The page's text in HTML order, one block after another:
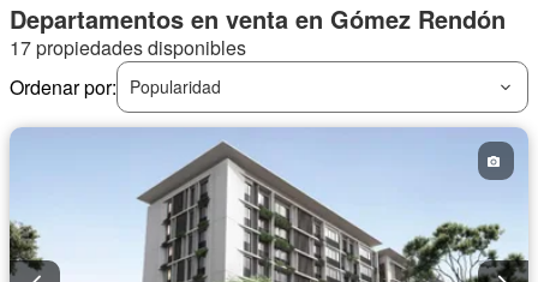
Departamentos en venta en Gómez Rendón
17 propiedades disponibles
Ordenar por:
Popularidad